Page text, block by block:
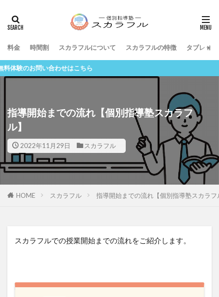
料金 時間割 スカラフルについて スカラフルの特徴 タブレッ
い合わせはこちら
指導開始までの流れ【個別指導塾スカラフ
ル】
2022年11月29日 スカラフル
HOME スカラフル 指導開始までの流れ【個別指導塾スカラフ
スカラフルでの授業開始までの流れをご紹介します。